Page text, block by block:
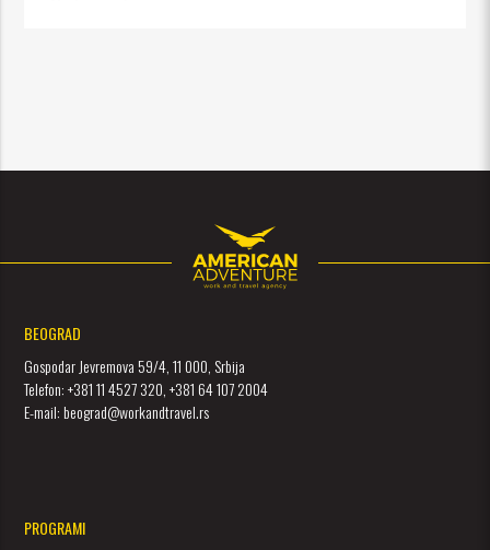
BEOGRAD
Gospodar Jevremova 59/4, 11 000, Srbija
Telefon: +381 11 4527 320, +381 64 107 2004
E-mail: beograd@workandtravel.rs
PROGRAMI